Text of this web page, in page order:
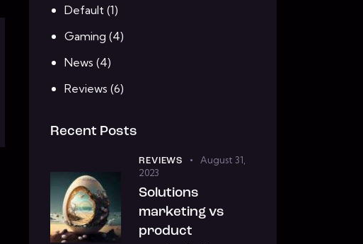
Default(1)
Gaming (4)
News (4)
Reviews (6)
Recent Posts
REVIEWS
August 31,
2023
Solutions
marketing vs
product